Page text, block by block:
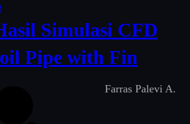
Simulasi CFD
Pipe with Fin
Farras Palevi A.